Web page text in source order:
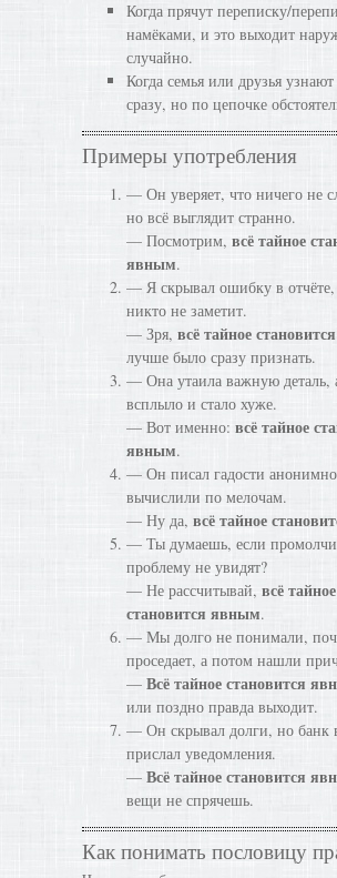
Когда прячут переписку/
намёками, и это выходит
случайно.
Когда семья или друзья
сразу, но по цепочке
Примеры употребления
— Он уверяет, что ничего не
но всё выглядит странно.
— Посмотрим, всё тайное
явным.
— Я скрывал ошибку в
никто не заметит.
— Зря, всё тайное
лучше было сразу признать.
— Она утаила важную деталь,
всплыло и стало хуже.
— Вот именно: всё тайное
явным.
— Он писал гадости
вычислили по мелочам.
— Ну да, всё тайное
— Ты думаешь, если
проблему не увидят?
— Не рассчитывай, всё тайное
становится явным.
— Мы долго не понимали,
проседает, а потом нашли
— Всё тайное становится
или поздно правда выходит.
— Он скрывал долги, но банк
прислал уведомления.
— Всё тайное становится
вещи не спрячешь.
Как понимать пословицу